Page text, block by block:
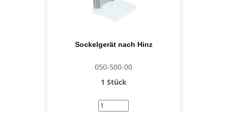
Sockelgerät nach Hinz
050-500-00
1 Stück